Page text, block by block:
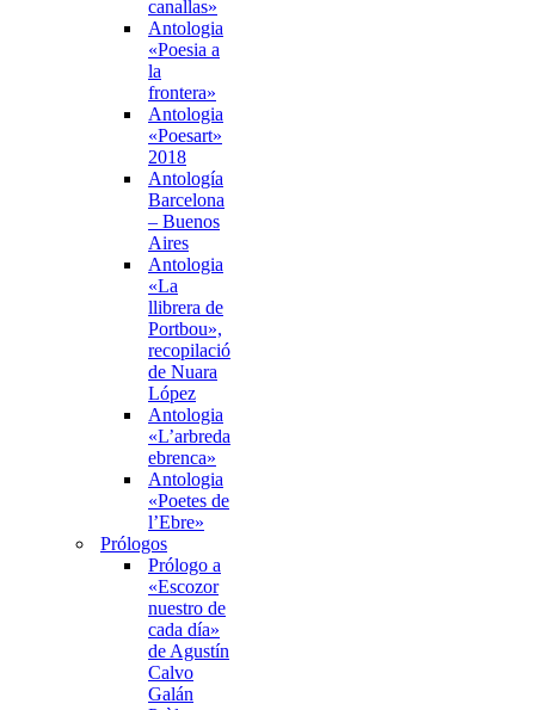
canallas»
Antologia
«Poesia a
la
frontera»
Antologia
«Poesart»
2018
Antología
Barcelona
– Buenos
Aires
Antologia
«La
llibrera de
Portbou»,
recopilació
de Nuara
López
Antologia
«L’arbreda
ebrenca»
Antologia
«Poetes de
l’Ebre»
Prólogos
Prólogo a
«Escozor
nuestro de
cada día»
de Agustín
Calvo
Galán